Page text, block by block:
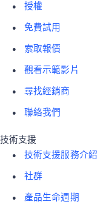
授權
免費試用
索取報價
觀看示範影片
尋找經銷商
聯絡我們
技術支援
技術支援服務介紹
社群
產品生命週期